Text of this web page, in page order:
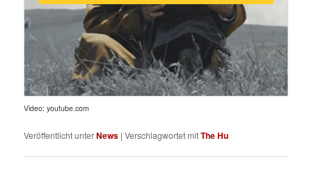
Video: youtube.com
Veröffentlicht unterNews |Verschlagwortet mitThe Hu